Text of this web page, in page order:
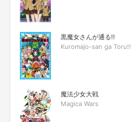
黒魔女さんが通る!!
Kuromajo-san ga Toru!!
魔法少女大戦
Magica Wars